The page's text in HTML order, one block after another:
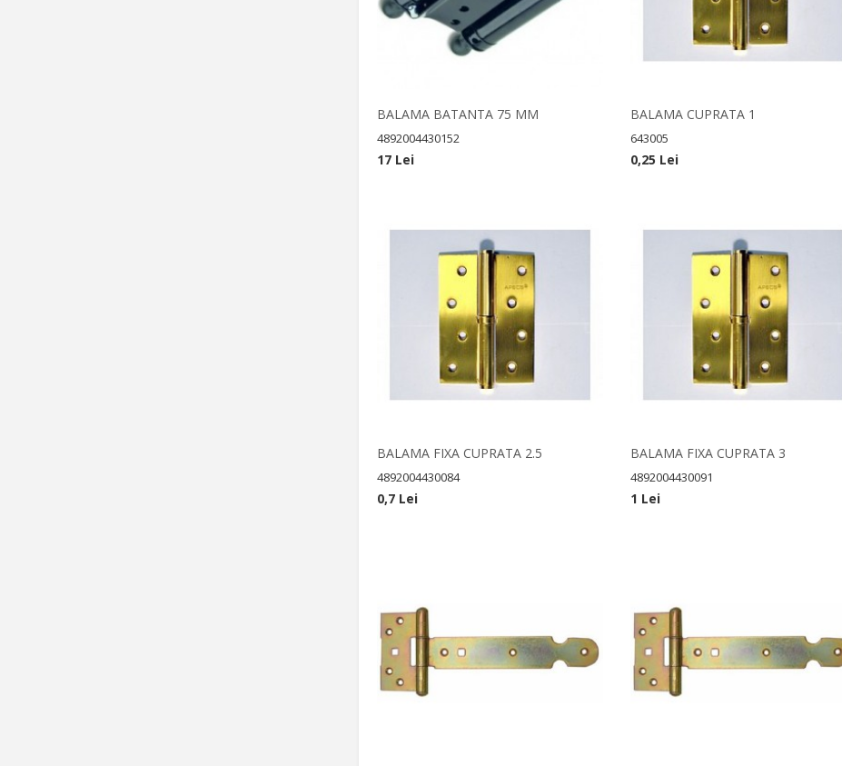
BALAMA BATANTA 75 MM
4892004430152
17 Lei
BALAMA CUPRATA 1
643005
0,25 Lei
BALAMA FIXA CUPRATA 2.5
4892004430084
0,7 Lei
BALAMA FIXA CUPRATA 3
4892004430091
1 Lei